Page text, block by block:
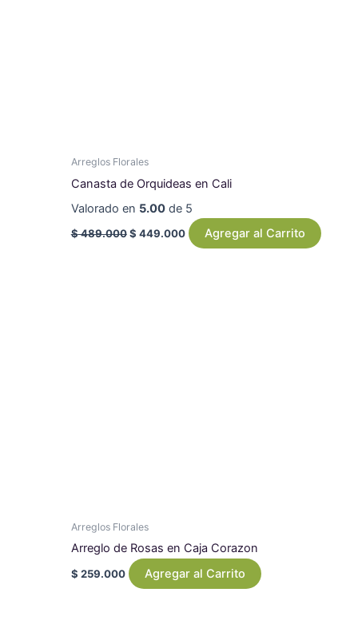
Arreglos Florales
Canasta de Orquideas en Cali
Valorado en 5.00de 5
$489.000 $ 449.000 Agregar al Carrito
Arreglos Florales
Arreglo de Rosas en Caja Corazon
$ 259.000 Agregar al Carrito